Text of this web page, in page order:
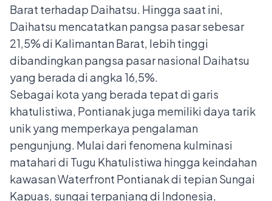
Barat terhadap Daihatsu. Hingga saat ini,
Daihatsu mencatatkan pangsa pasar sebesar
21,5% di Kalimantan Barat, lebih tinggi
dibandingkan pangsa pasar nasional Daihatsu
yang berada di angka 16,5%.
Sebagai kota yang berada tepat di garis
khatulistiwa, Pontianak juga memiliki daya tarik
unik yang memperkaya pengalaman
pengunjung. Mulai dari fenomena kulminasi
matahari di Tugu Khatulistiwa hingga keindahan
kawasan Waterfront Pontianak di tepian Sungai
Kapuas, sungai terpanjang di Indonesia,